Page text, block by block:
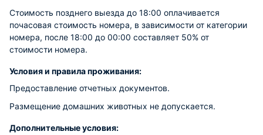
Стоимость позднего выезда до 18:00 оплачивается
почасовая стоимость номера, в зависимости от категории
номера, после 18:00 до 00:00 составляет 50% от
стоимости номера.
Условия и правила проживания:
Предоставление отчетных документов.
Размещение домашних животных не допускается.
Дополнительные условия: